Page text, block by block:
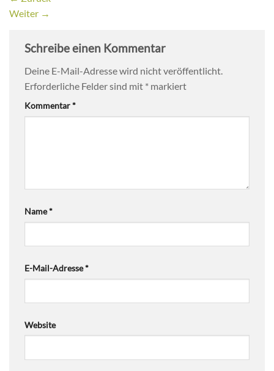
Weiter →
Schreibe einen Kommentar
Deine E-Mail-Adresse wird nicht veröffentlicht.
Erforderliche Felder sind mit * markiert
Kommentar*
Name*
E-Mail-Adresse*
Website